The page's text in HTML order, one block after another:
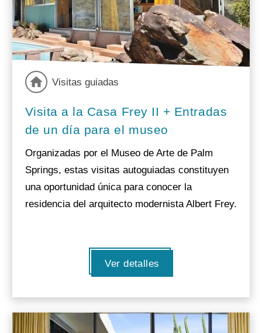
Visitas guiadas
Visita a la Casa Frey II + Entradas
de un día para el museo
Organizadas por el Museo de Arte de Palm
Springs, estas visitas autoguiadas constituyen
una oportunidad única para conocer la
residencia del arquitecto modernista Albert Frey.
Ver detalles